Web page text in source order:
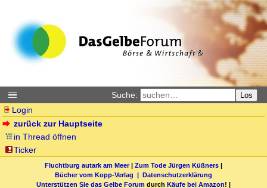
Suche: Los
Login
zurück zur Hauptseite
in Thread öffnen
Ticker
Fluchtburg autark am Meer| Zum Tode Jürgen Küßners |
Bücher vom Kopp-Verlag | Datenschutzerklärung
Unterstützen Sie das Gelbe Forum durch Käufe bei Amazon! |